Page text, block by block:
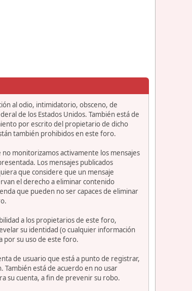
al odio, intimidatorio, obsceno, de
de los Estados Unidos. También está de
por escrito del propietario de dicho
también prohibidos en este foro.
monitorizamos activamente los mensajes
Los mensajes publicados
que considere que un mensaje
el derecho a eliminar contenido
que pueden no ser capaces de eliminar
a los propietarios de este foro,
su identidad (o cualquier información
por su uso de este foro.
de usuario que está a punto de registrar,
está de acuerdo en no usar
su cuenta, a fin de prevenir su robo.